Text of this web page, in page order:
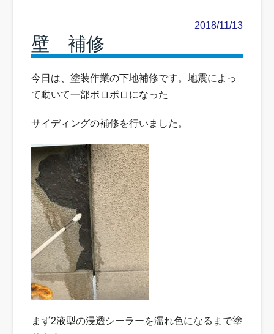
2018/11/13
壁 補修
今日は、塗装作業の下地補修です。地震によっ
て動いて一部ボロボロになった
サイディングの補修を行いました。
まず2液型の浸透シーラーを濡れ色になるまで塗